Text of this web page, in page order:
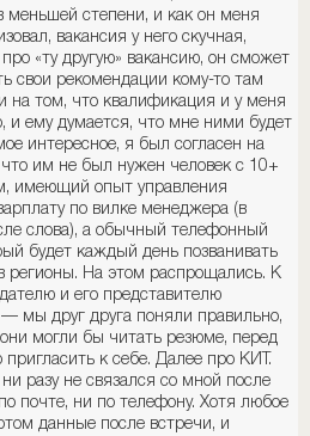
меньшей степени, и как он меня
вакансия у него скучная,
«ту другую» вакансию, он сможет
свои рекомендации кому-то там
на том, что квалификация и у меня
и ему думается, что мне ними будет
интересное, я был согласен на
им не был нужен человек с 10+
имеющий опыт управления
по вилке менеджера (в
слова), а обычный телефонный
будет каждый день позванивать
регионы. На этом распрощались. К
и его представителю
— мы друг друга поняли правильно,
могли бы читать резюме, перед
пригласить к себе. Далее про КИТ.
разу не связался со мной после
почте, ни по телефону. Хотя любое
данные после встречи, и